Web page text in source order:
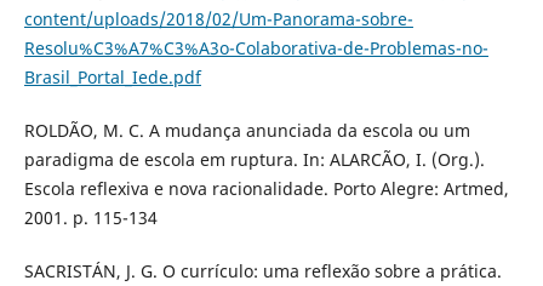
content/uploads/2018/02/Um-Panorama-sobre-
Resolu%C3%A7%C3%A3o-Colaborativa-de-Problemas-no-
Brasil_Portal_Iede.pdf
ROLDÃO, M. C. A mudança anunciada da escola ou um
paradigma de escola em ruptura. In: ALARCÃO, I. (Org.).
Escola reflexiva e nova racionalidade. Porto Alegre: Artmed,
2001. p. 115-134
SACRISTÁN, J. G. O currículo: uma reflexão sobre a prática.